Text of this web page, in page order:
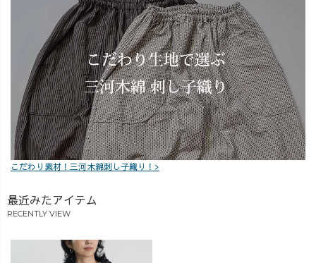
くは 単品合計
28,050円 → セッ
ト価格 25,300円
（2,750円お得）
となります。失
礼いたしまし
た。 #新作 #
夏コーデ #柿
渋 #ハーフリネ
ン
こだわり素材！三河木綿刺し子織り！>
最近みたアイテム
RECENTLY VIEW